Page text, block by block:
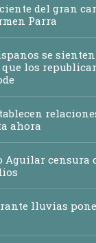
del gran
Parra
se
los
ahora
Aguilar censura
lluvias